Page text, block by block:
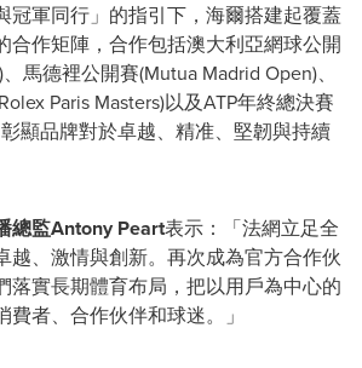
冠軍同行」的指引下，海爾搭建起覆蓋
合作矩陣，合作包括澳大利亞網球公開
馬德裡公開賽(Mutua Madrid Open)、
Paris Masters)以及ATP年終總決賽
顯品牌對於卓越、精准、堅韌與持續
總監Antony Peart表示：「法網立足全
越、激情與創新。再次成為官方合作伙
落實長期體育布局，把以用戶為中心的
者、合作伙伴和球迷。」